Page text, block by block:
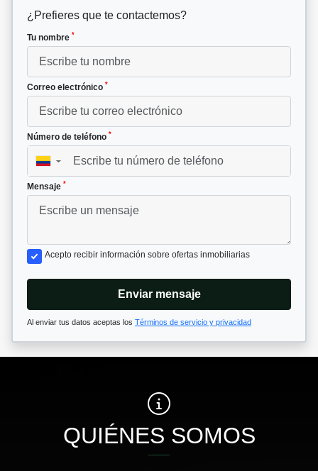
¿Prefieres que te contactemos?
Tu nombre *
Correo electrónico *
Número de teléfono *
▼
Mensaje *
Acepto recibir información sobre ofertas inmobiliarias
Enviar mensaje
Al enviar tus datos aceptas los Términos de servicio y privacidad
QUIÉNES SOMOS